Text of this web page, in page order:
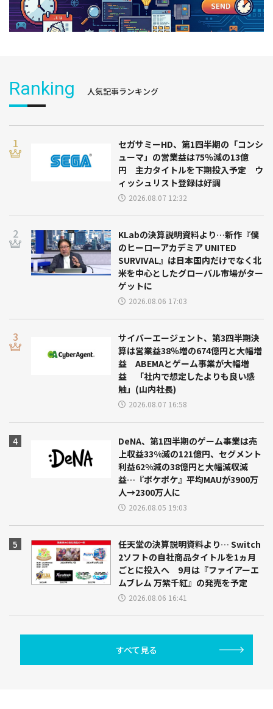
Ranking 人気記事ランキング
セガサミーHD、第1四半期の「コンシ
ューマ」の営業益は75％減の13億
円 主力タイトルを下期投入予定 ウ
ィッシュリスト登録は好調
2026.08.07 12:32
KLabの決算説明資料より…新作『僕
のヒーローアカデミア UNITED
SURVIVAL』は日本国内だけでなく北
米を中心としたグローバル市場がター
ゲットに
2026.08.06 17:03
サイバーエージェント、第3四半期決
算は営業益38％増の674億円と大幅増
益 ABEMAとゲーム事業が大幅増
益 「社内で想定したよりも良い感
触」(山内社長)
2026.08.07 16:58
DeNA、第1四半期のゲーム事業は売
上収益33%減の121億円、セグメント
利益62%減の38億円と大幅減収減
益…『ポケポケ』平均MAUが3900万
人→2300万人に
2026.08.05 19:03
任天堂の決算説明資料より… Switch
2ソフトの自社商品タイトルを1ヵ月
ごとに投入へ 9月は『ファイアーエ
ムブレム 万紫千紅』の発売を予定
2026.08.06 16:41
すべて見る